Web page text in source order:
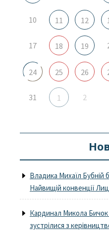
10 11 12
17 18 19
24 25 26
31 1 2
Владика Михаїл Бубній
Найвищій конвенції
Кардинал Микола Бичок
зустрілися з